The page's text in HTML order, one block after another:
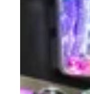
新機種発表
ＣＲ戦国無双
イベントで
クロちゃん